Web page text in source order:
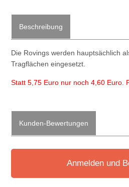
Beschreibung
Die Rovings werden hauptsächlich
Tragflächen eingesetzt.
Statt 5,75 Euro nur noch 4,60 Euro.
Kunden-Bewertungen
Anmelden und